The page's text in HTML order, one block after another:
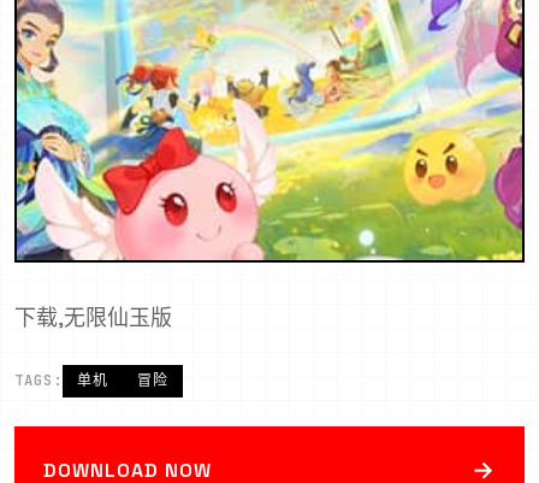
下载,无限仙玉版
TAGS: 单机 冒险
DOWNLOAD NOW →